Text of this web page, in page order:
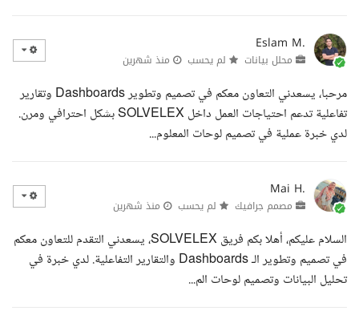
Eslam M.
محلل بيانات لم يحسب منذ شهرين
مرحبا، يسعدني التعاون معكم في تصميم وتطوير Dashboards وتقارير
تفاعلية تدعم احتياجات العمل داخل SOLVELEX بشكل احترافي ومرن.
لدي خبرة عملية في تصميم لوحات المعلوم...
Mai H.
مصمم جرافيك لم يحسب منذ شهرين
السلام عليكم، أهلا بكم فريق SOLVELEX، يسعدني التقدم للتعاون معكم
في تصميم وتطوير الـ Dashboards والتقارير التفاعلية. لدي خبرة في
تحليل البيانات وتصميم لوحات الم...